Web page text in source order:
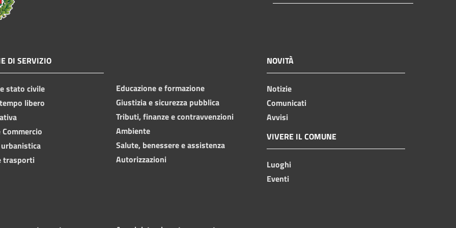
DI SERVIZIO
stato civile
libero
trasporti
Educazione e formazione
Giustizia e sicurezza pubblica
Tributi, finanze e contravvenzioni
Ambiente
Salute, benessere e assistenza
Autorizzazioni
NOVITÀ
Notizie
Comunicati
Avvisi
VIVERE IL COMUNE
Luoghi
Eventi